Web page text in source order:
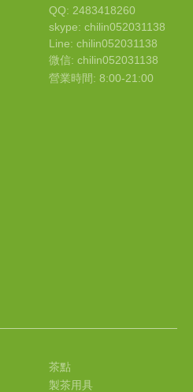
QQ: 2483418260
skype: chilin052031138
Line: chilin052031138
微信: chilin052031138
營業時間: 8:00-21:00
茶點
製茶用具